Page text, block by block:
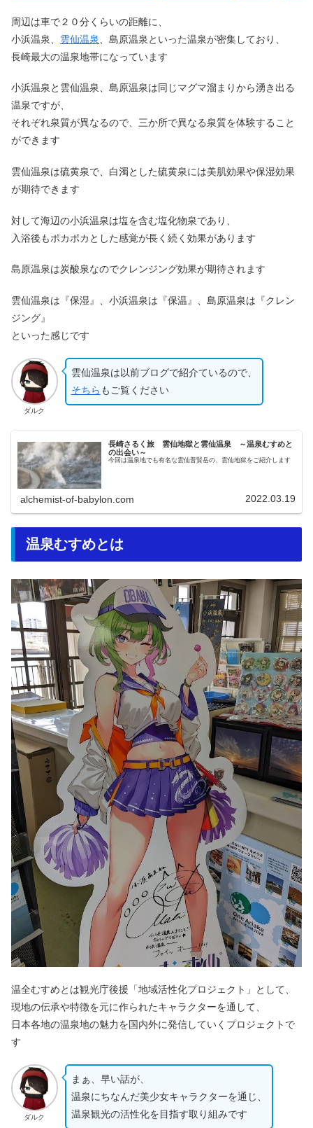
周辺は車で２０分くらいの距離に、
小浜温泉、 雲仙温泉
、島原温泉といった温泉が密集しており、
長崎最大の温泉地帯になっています
小浜温泉と雲仙温泉、島原温泉は同じマグマ溜まりから湧き出る
温泉ですが、
それぞれ泉質が異なるので、三か所で異なる泉質を体験すること
ができます
雲仙温泉は硫黄泉で、白濁とした硫黄泉には美肌効果や保湿効果
が期待できます
対して海辺の小浜温泉は塩を含む塩化物泉であり、
入浴後もポカポカとした感覚が長く続く効果があります
島原温泉は炭酸泉なのでクレンジング効果が期待されます
雲仙温泉は『保湿』、小浜温泉は『保温』、島原温泉は『クレン
ジング』
といった感じです
ダルク
雲仙温泉は以前ブログで紹介ているので、
そちら もご覧ください
長崎さるく旅 雲仙地獄と雲仙温泉 ～温泉むすめと
の出会い～
今回は温泉地でも有名な雲仙普賢岳の、雲仙地獄をご紹介します
alchemist-of-babylon.com 2022.03.19
温泉むすめとは
温全むすめとは観光庁後援「地域活性化プロジェクト」として、
現地の伝承や特徴を元に作られたキャラクターを通して、
日本各地の温泉地の魅力を国内外に発信していくプロジェクトで
す
ダルク
まぁ、早い話が、
温泉にちなんだ美少女キャラクターを通じ、
温泉観光の活性化を目指す取り組みです